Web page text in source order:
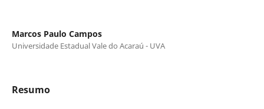
Marcos Paulo Campos
Universidade Estadual Vale do Acaraú - UVA
Resumo